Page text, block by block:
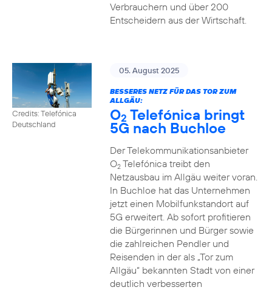
Verbrauchern und über 200
Entscheidern aus der Wirtschaft.
Credits: Telefónica
Deutschland
05. August 2025
BESSERES NETZ FÜR DAS TOR ZUM
ALLGÄU:
O2 Telefónica bringt
5G nach Buchloe
Der Telekommunikationsanbieter
O2Telefónica treibt den
Netzausbau im Allgäu weiter voran.
In Buchloe hat das Unternehmen
jetzt einen Mobilfunkstandort auf
5G erweitert. Ab sofort profitieren
die Bürgerinnen und Bürger sowie
die zahlreichen Pendler und
Reisenden in der als „Tor zum
Allgäu“ bekannten Stadt von einer
deutlich verbesserten